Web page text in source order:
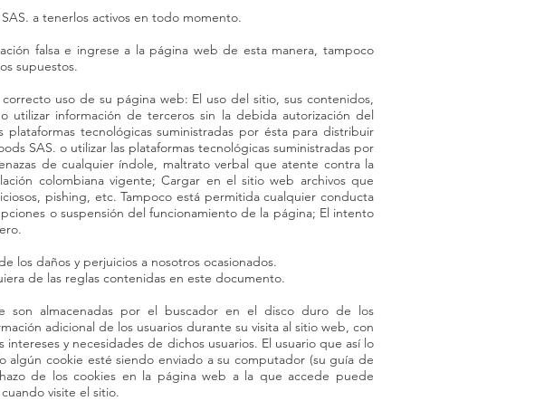
a tenerlos activos en todo momento.
falsa e ingrese a la página web de esta manera, tampoco
supuestos.
uso de su página web: El uso del sitio, sus contenidos,
utilizar información de terceros sin la debida autorización del
tecnológicas suministradas por ésta para distribuir
SAS. o utilizar las plataformas tecnológicas suministradas por
de cualquier índole, maltrato verbal que atente contra la
colombiana vigente; Cargar en el sitio web archivos que
pishing, etc. Tampoco está permitida cualquier conducta
o suspensión del funcionamiento de la página; El intento
los daños y perjuicios a nosotros ocasionados.
de las reglas contenidas en este documento.
son almacenadas por el buscador en el disco duro de los
adicional de los usuarios durante su visita al sitio web, con
y necesidades de dichos usuarios. El usuario que así lo
cookie esté siendo enviado a su computador (su guía de
de los cookies en la página web a la que accede puede
visite el sitio.